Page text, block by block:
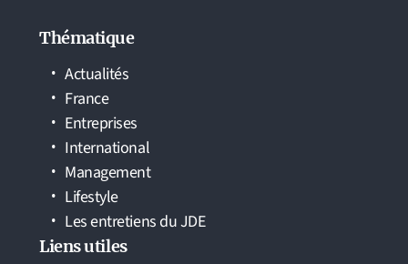
Thématique
Actualités
France
Entreprises
International
Management
Lifestyle
Les entretiens du JDE
Liens utiles